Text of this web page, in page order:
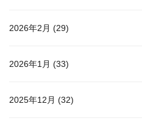
2026年2月 (29)
2026年1月 (33)
2025年12月 (32)